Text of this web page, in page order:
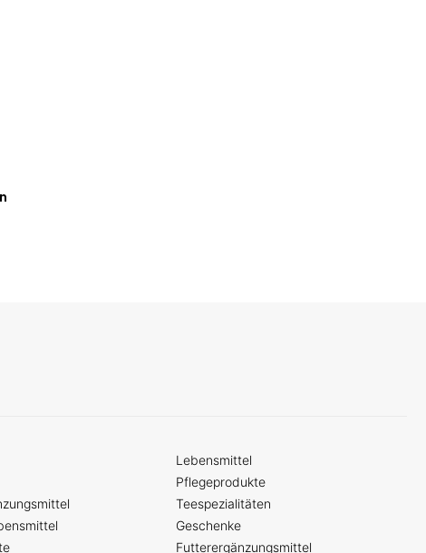
Lebensmittel
Pflegeprodukte
Teespezialitäten
Geschenke
Futterergänzungsmittel